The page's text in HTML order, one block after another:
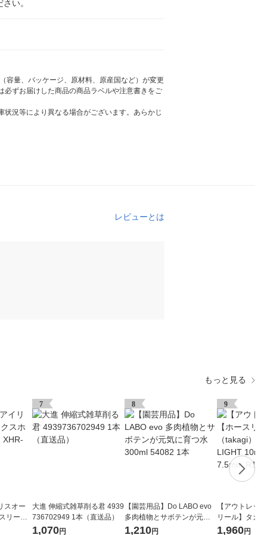
い。
容量、パッケージ、原材料、原産国など）が変更
ずお届けした商品の商品ラベルや注意書きをご
況等により異なる場合がございます。あらかじ
レビューとは
もっと見る
スオー
リール
7
大進 伸縮式雑草削る君 4939
736702949 1本（直送品）
1,070円
8
【園芸用品】Do LABO evo
多肉植物とサボテンが元気
に育つ水 300ml 54082 1本
1,210円
9
【アウトレッ
リール】タカ
ーロラLIGHT
1,960円